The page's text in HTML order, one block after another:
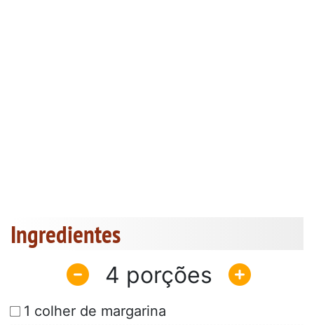
Ingredientes
4
1 colher de margarina